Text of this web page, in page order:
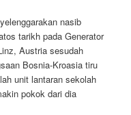
nasib
tarikh pada Generator
Austria sesudah
Bosnia-Kroasia tiru
unit lantaran sekolah
pokok dari dia